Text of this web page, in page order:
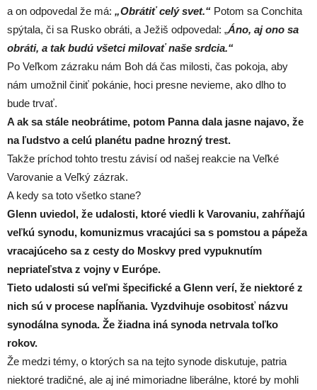
a on odpovedal že má: „Obrátiť celý svet.“ Potom sa Conchita
spýtala, či sa Rusko obráti, a Ježiš odpovedal: „Áno, aj ono sa
obráti, a tak budú všetci milovať naše srdcia.“
Po Veľkom zázraku nám Boh dá čas milosti, čas pokoja, aby
nám umožnil činiť pokánie, hoci presne nevieme, ako dlho to
bude trvať.
A ak sa stále neobrátime, potom Panna dala jasne najavo, že
na ľudstvo a celú planétu padne hrozný trest.
Takže príchod tohto trestu závisí od našej reakcie na Veľké
Varovanie a Veľký zázrak.
A kedy sa toto všetko stane?
Glenn uviedol, že udalosti, ktoré viedli k Varovaniu, zahŕňajú
veľkú synodu, komunizmus vracajúci sa s pomstou a pápeža
vracajúceho sa z cesty do Moskvy pred vypuknutím
nepriateľstva z vojny v Európe.
Tieto udalosti sú veľmi špecifické a Glenn verí, že niektoré z
nich sú v procese napĺňania. Vyzdvihuje osobitosť názvu
synodálna synoda. Že žiadna iná synoda netrvala toľko
rokov.
Že medzi témy, o ktorých sa na tejto synode diskutuje, patria
niektoré tradičné, ale aj iné mimoriadne liberálne, ktoré by mohli